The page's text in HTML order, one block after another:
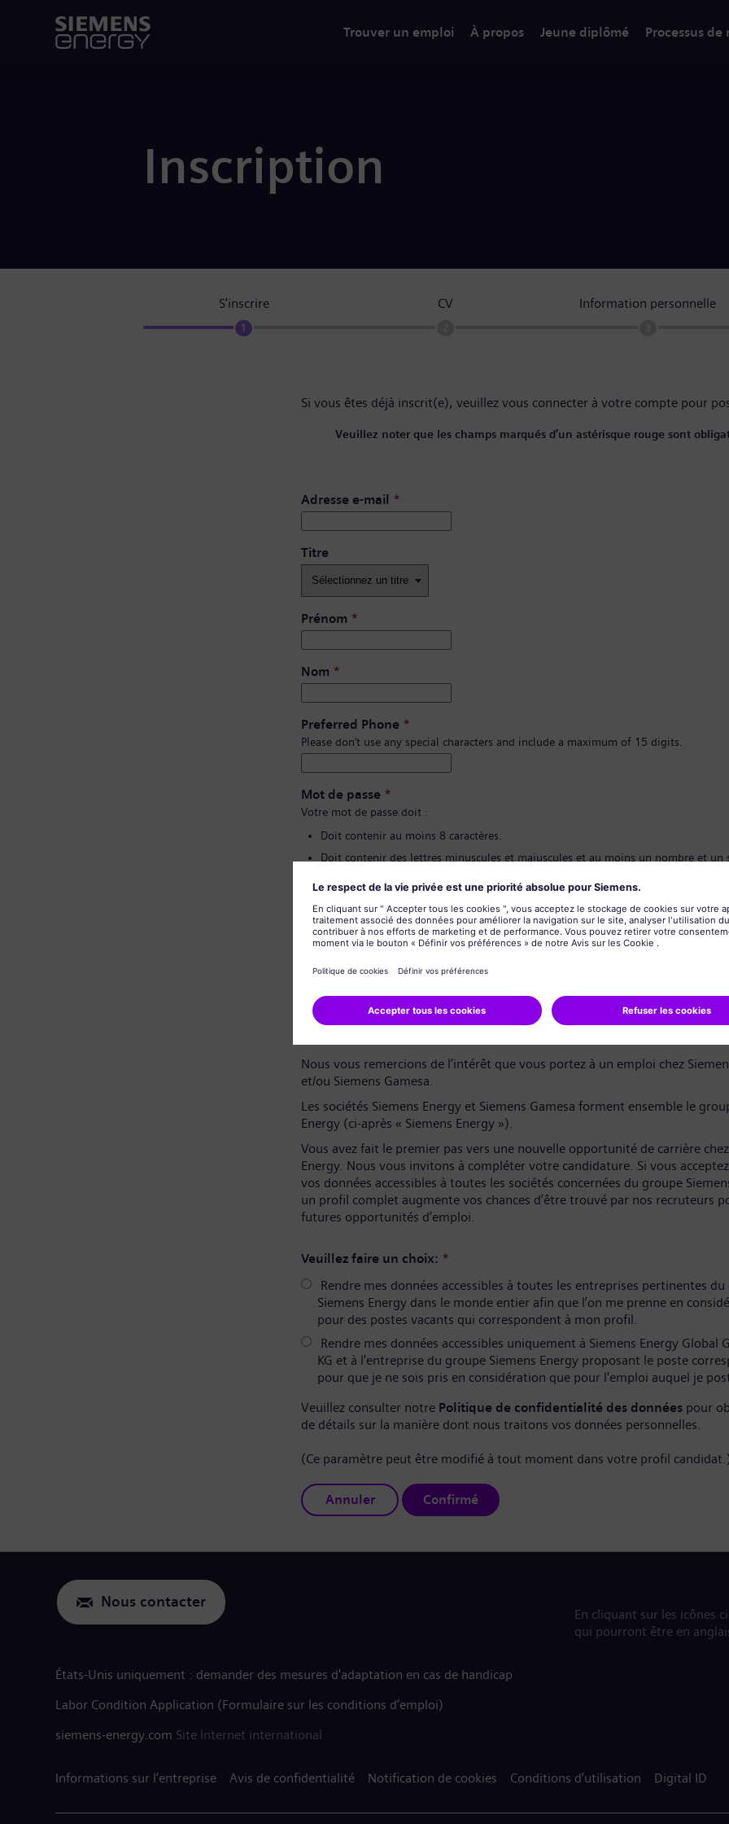
Trouver un emploi À propos Jeune diplômé Processus
Inscription
S’inscrire
1
CV Information personnelle
Si vous êtes déjà inscrit(e), veuillez vous connecter à votre compte pour
Veuillez noter que les champs marqués d’un astérisque rouge sont
Adresse e-mail *
Titre
Prénom *
Nom *
Preferred Phone *
Please don’t use any special characters and include a maximum of 15 digits.
Mot de passe *
Votre mot de passe doit :
Doit contenir au moins 8 caractères.
Doit contenir des lettres minuscules et majuscules et au moins un nombre et un
Politique de confidentialité des données
Nous vous remercions de l’intérêt que vous portez à un emploi chez
et/ou Siemens Gamesa.
Les sociétés Siemens Energy et Siemens Gamesa forment ensemble le
Energy (ci-après « Siemens Energy »).
Vous avez fait le premier pas vers une nouvelle opportunité de carrière
Energy. Nous vous invitons à compléter votre candidature. Si vous
vos données accessibles à toutes les sociétés concernées du groupe
un profil complet augmente vos chances d’être trouvé par nos recruteurs
futures opportunités d’emploi.
Veuillez faire un choix: *
Rendre mes données accessibles à toutes les entreprises pertinentes
Siemens Energy dans le monde entier afin que l’on me prenne en
pour des postes vacants qui correspondent à mon profil.
Rendre mes données accessibles uniquement à Siemens Energy Global
KG et à l'entreprise du groupe Siemens Energy proposant le poste
pour que je ne sois pris en considération que pour l'emploi auquel je
Veuillez consulter notre Politique de confidentialité des données pour
de détails sur la manière dont nous traitons vos données personnelles.
(Ce paramètre peut être modifié à tout moment dans votre profil
Annuler Confirmé
Nous contacter
En cliquant sur les icônes
qui pourront être en
États-Unis uniquement : demander des mesures d'adaptation en cas de handicap
Labor Condition Application (Formulaire sur les conditions d’emploi)
siemens-energy.com Site Internet international
Informations sur l’entreprise Avis de confidentialité Notification de cookies Conditions d’utilisation Digital ID